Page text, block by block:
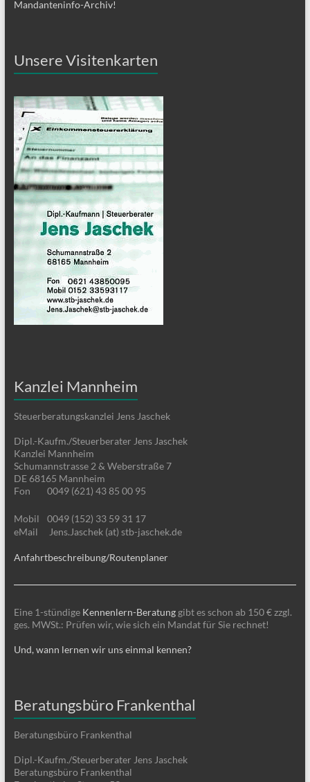
Mandanteninfo-Archiv!
Unsere Visitenkarten
Kanzlei Mannheim
Steuerberatungskanzlei Jens Jaschek
Dipl.-Kaufm./Steuerberater Jens Jaschek
Kanzlei Mannheim
Schumannstrasse 2 & Weberstraße 7
DE 68165 Mannheim
Fon
0049 (621) 43 85 00 95
Mobil
0049 (152) 33 59 31 17
eMail
Jens.Jaschek (at) stb-jaschek.de
Anfahrtbeschreibung/Routenplaner
Eine 1-stündige Kennenlern-Beratunggibt es schon ab 150 € zzgl.
ges. MWSt.: Prüfen wir, wie sich ein Mandat für Sie rechnet!
Und, wann lernen wir uns einmal kennen?
Beratungsbüro Frankenthal
Beratungsbüro Frankenthal
Dipl.-Kaufm./Steuerberater Jens Jaschek
Beratungsbüro Frankenthal